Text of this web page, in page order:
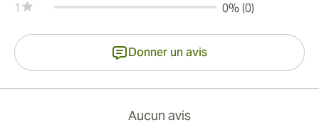
1
0% (0)
Donner un avis
Aucun avis